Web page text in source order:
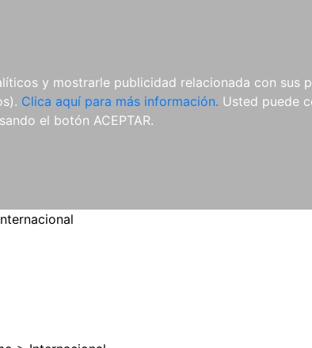
y mostrarle publicidad relacionada con sus
Clica aquí para más información. Usted puede
el botón ACEPTAR.
REVISTAS
CDS Y
DVDS
MATERIAL
COMPLEMENTARIO